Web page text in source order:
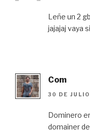
Leñe un 2
jajajaj vaya
Com
30 DE
Dominero
domainer